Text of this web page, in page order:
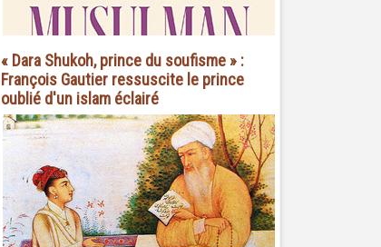
« Dara Shukoh, prince du soufisme » :
François Gautier ressuscite le prince
oublié d'un islam éclairé